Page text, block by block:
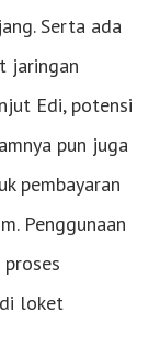
Serta ada
jaringan
Edi, potensi
pun juga
pembayaran
Penggunaan
loket